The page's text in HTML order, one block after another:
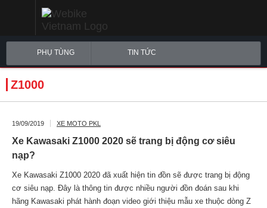
PHỤ TÙNG TIN TỨC
Z1000
19/09/2019 XE MOTO PKL
Xe Kawasaki Z1000 2020 sẽ trang bị động cơ siêu
nạp?
Xe Kawasaki Z1000 2020 đã xuất hiện tin đồn sẽ được trang bị động
cơ siêu nạp. Đây là thông tin được nhiều người đồn đoán sau khi
hãng Kawasaki phát hành đoạn video giới thiệu mẫu xe thuộc dòng Z